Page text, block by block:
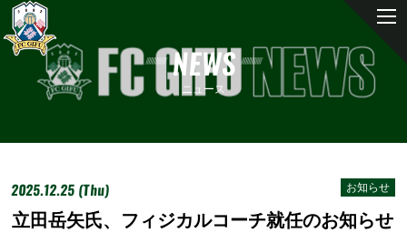
NEWS
ニュース
2025.12.25 (Thu) お知らせ
立田岳矢氏、フィジカルコーチ就任のお知らせ